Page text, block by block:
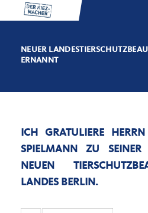
NEUER
ERNANNT
ICH GRATULIERE
SPIELMANN ZU
NEUEN
LANDES BERLIN.